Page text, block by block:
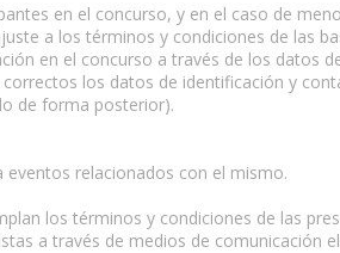
en el concurso, y en el caso de
a los términos y condiciones de las
en el concurso a través de los datos
los datos de identificación y
de forma posterior).
relacionados con el mismo.
los términos y condiciones de las
a través de medios de comunicación